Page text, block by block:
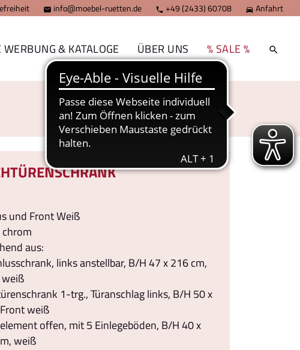
 info@moebel-ruetten.de  +49 (2433) 60708  Anfahrt
& KATALOGE ÜBER UNS % SALE %
und Front Weiß
aus:
links anstellbar, B/H 47 x 216 cm,
1-trg., Türanschlag links, B/H 50 x
weiß
offen, mit 5 Einlegeböden, B/H 40 x
weiß